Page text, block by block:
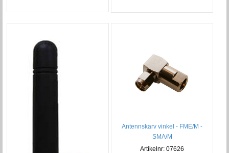
Antennskarv vinkel - FME/M -
SMA/M
Artikelnr: 07626